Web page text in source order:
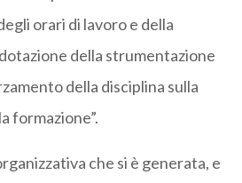
orari di lavoro e della
della strumentazione
della disciplina sulla
formazione”.
che si è generata, e